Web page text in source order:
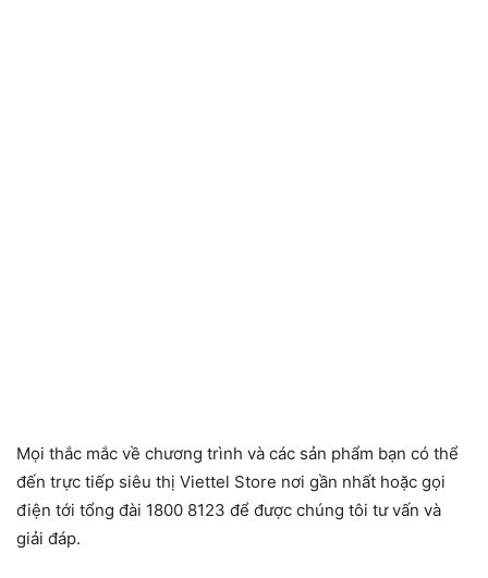
Mọi thắc mắc về chương trình và các sản phẩm bạn có thể
đến trực tiếp siêu thị Viettel Store nơi gần nhất hoặc gọi
điện tới tổng đài 1800 8123 để được chúng tôi tư vấn và
giải đáp.